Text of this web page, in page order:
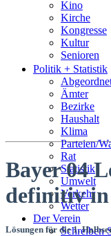
Kino
Kirche
Kongresse
Kultur
Senioren
Stadtführer
Straßen
Politik + Statistik
Ämter
Bezirke
Haushalt
Klima
Parteien/
Rat
Statistik
Umwelt
Verkehr
Wetter
Der Verein
Schreiben
Bayer 04
definitiv
Lösungen für die 1.